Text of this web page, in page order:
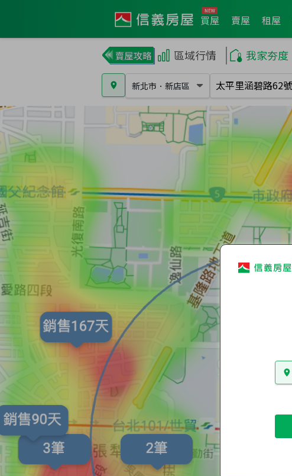
買屋 賣屋 租屋
區域行情 我家夯度
新北市 ． 新店區